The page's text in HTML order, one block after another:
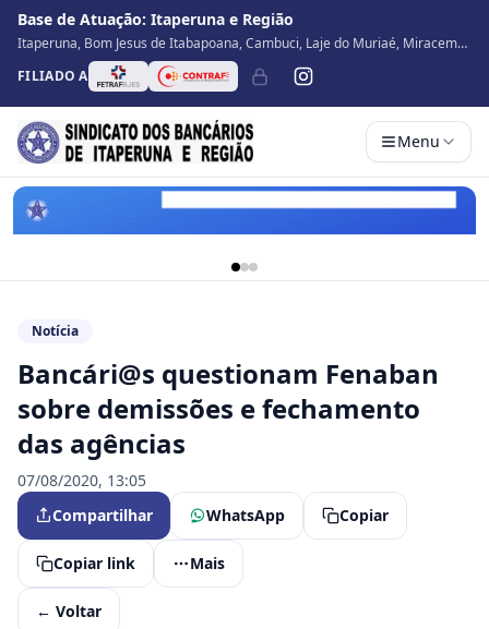
Base de Atuação: Itaperuna e Região
Itaperuna, Bom Jesus de Itabapoana, Cambuci, Laje do Muriaé, Miracema,
Natividade, Porciúncula, São José de Ubá, Santo Antônio de Pádua, Varre
Sai
FILIADO A
Menu
Notícia
Bancári@s questionam Fenaban
sobre demissões e fechamento
das agências
07/08/2020, 13:05
Compartilhar
WhatsApp Copiar
Copiar link Mais
← Voltar